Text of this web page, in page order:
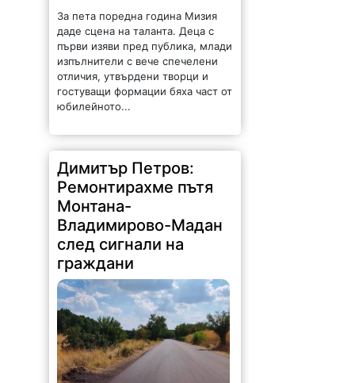
За пета поредна година Мизия
даде сцена на таланта. Деца с
първи изяви пред публика, млади
изпълнители с вече спечелени
отличия, утвърдени творци и
гостуващи формации бяха част от
юбилейното...
Димитър Петров:
Ремонтирахме пътя
Монтана-
Владимирово-Мадан
след сигнали на
граждани